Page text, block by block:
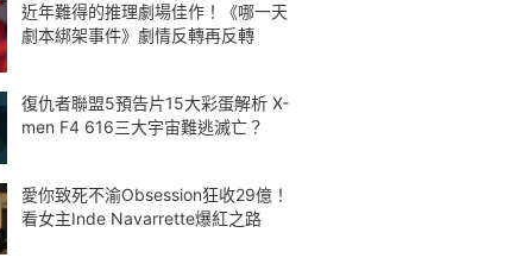
近年難得的推理劇場佳作！《哪一天
劇本綁架事件》劇情反轉再反轉
復仇者聯盟5預告片15大彩蛋解析 X-
men F4 616三大宇宙難逃滅亡？
愛你致死不渝Obsession狂收29億！
看女主Inde Navarrette爆紅之路